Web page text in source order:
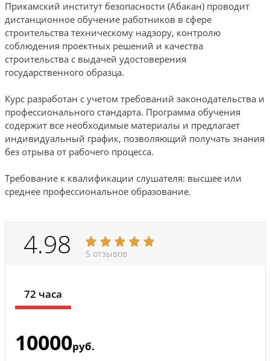
Прикамский институт безопасности (Абакан) проводит
дистанционное обучение работников в сфере
строительства техническому надзору, контролю
соблюдения проектных решений и качества
строительства с выдачей удостоверения
государственного образца.
Курс разработан с учетом требований законодательства и
профессионального стандарта. Программа обучения
содержит все необходимые материалы и предлагает
индивидуальный график, позволяющий получать знания
без отрыва от рабочего процесса.
Требование к квалификации слушателя: высшее или
среднее профессиональное образование.
4.98 5 отзывов
72 часа
10000руб.